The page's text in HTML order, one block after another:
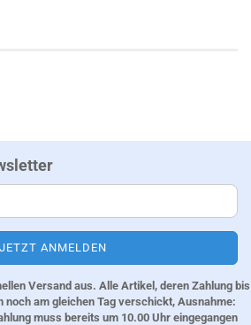
Versand aus. Alle Artikel, deren Zahlung bis
noch am gleichen Tag verschickt, Ausnahme:
muss bereits um 10.00 Uhr eingegangen